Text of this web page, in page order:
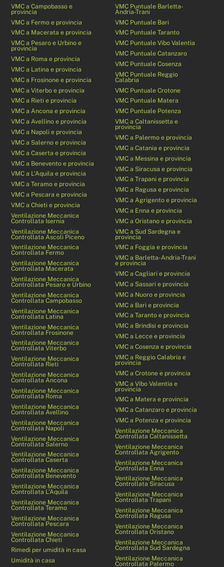
VMC a Campobasso e
provincia
VMC a Fermo e provincia
VMC a Macerata e provincia
VMC a Pesaro e Urbino e
provincia
VMC a Roma e provincia
VMC a Latina e provincia
VMC a Frosinone e provincia
VMC a Viterbo e provincia
VMC a Rieti e provincia
VMC a Ancona e provincia
VMC a Avellino e provincia
VMC a Napoli e provincia
VMC a Salerno e provincia
VMC a Caserta e provincia
VMC a Benevento e provincia
VMC a L’Aquila e provincia
VMC a Teramo e provincia
VMC a Pescara e provincia
VMC a Chieti e provincia
Ventilazione Meccanica
Controllata Isernia
Ventilazione Meccanica
Controllata Ascoli Piceno
Ventilazione Meccanica
Controllata Fermo
Ventilazione Meccanica
Controllata Macerata
Ventilazione Meccanica
Controllata Pesaro e Urbino
Ventilazione Meccanica
Controllata Campobasso
Ventilazione Meccanica
Controllata Latina
Ventilazione Meccanica
Controllata Frosinone
Ventilazione Meccanica
Controllata Viterbo
Ventilazione Meccanica
Controllata Rieti
Ventilazione Meccanica
Controllata Ancona
Ventilazione Meccanica
Controllata Roma
Ventilazione Meccanica
Controllata Avellino
Ventilazione Meccanica
Controllata Napoli
Ventilazione Meccanica
Controllata Salerno
Ventilazione Meccanica
Controllata Caserta
Ventilazione Meccanica
Controllata Benevento
Ventilazione Meccanica
Controllata L’Aquila
Ventilazione Meccanica
Controllata Teramo
Ventilazione Meccanica
Controllata Pescara
Ventilazione Meccanica
Controllata Chieti
Rimedi per umidità in casa
Umidità in casa
VMC Puntuale Barletta-
Andria-Trani
VMC Puntuale Bari
VMC Puntuale Taranto
VMC Puntuale Vibo Valentia
VMC Puntuale Catanzaro
VMC Puntuale Cosenza
VMC Puntuale Reggio
Calabria
VMC Puntuale Crotone
VMC Puntuale Matera
VMC Puntuale Potenza
VMC a Caltanissetta e
provincia
VMC a Palermo e provincia
VMC a Catania e provincia
VMC a Messina e provincia
VMC a Siracusa e provincia
VMC a Trapani e provincia
VMC a Ragusa e provincia
VMC a Agrigento e provincia
VMC a Enna e provincia
VMC a Oristano e provincia
VMC a Sud Sardegna e
provincia
VMC a Foggia e provincia
VMC a Barletta-Andria-Trani
e provincia
VMC a Cagliari e provincia
VMC a Sassari e provincia
VMC a Nuoro e provincia
VMC a Bari e provincia
VMC a Taranto e provincia
VMC a Brindisi e provincia
VMC a Lecce e provincia
VMC a Cosenza e provincia
VMC a Reggio Calabria e
provincia
VMC a Crotone e provincia
VMC a Vibo Valentia e
provincia
VMC a Matera e provincia
VMC a Catanzaro e provincia
VMC a Potenza e provincia
Ventilazione Meccanica
Controllata Caltanissetta
Ventilazione Meccanica
Controllata Agrigento
Ventilazione Meccanica
Controllata Enna
Ventilazione Meccanica
Controllata Siracusa
Ventilazione Meccanica
Controllata Trapani
Ventilazione Meccanica
Controllata Ragusa
Ventilazione Meccanica
Controllata Oristano
Ventilazione Meccanica
Controllata Sud Sardegna
Ventilazione Meccanica
Controllata Palermo